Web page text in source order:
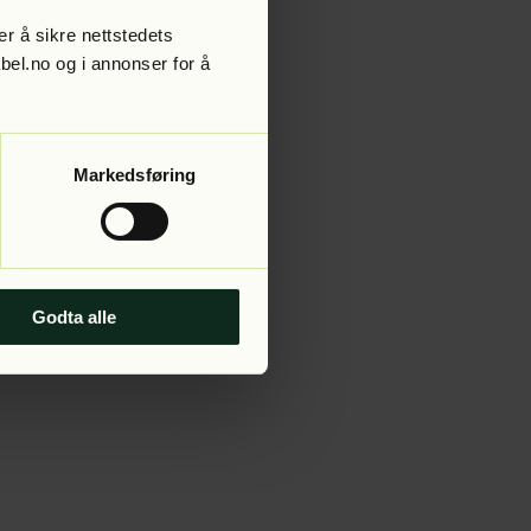
å sikre nettstedets
og i annonser for å
Markedsføring
Godta alle